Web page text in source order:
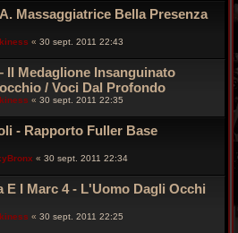
Massaggiatrice Bella Presenza
« 30 sept. 2011 22:43
Il Medaglione Insanguinato
/ Voci Dal Profondo
« 30 sept. 2011 22:35
- Rapporto Fuller Base
« 30 sept. 2011 22:34
E I Marc 4 - L'Uomo Dagli Occhi
« 30 sept. 2011 22:25